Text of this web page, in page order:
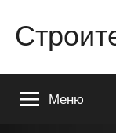
содержимому
строительстве
Меню